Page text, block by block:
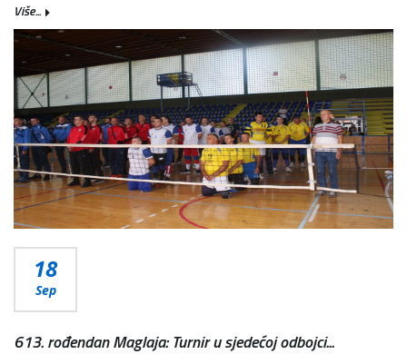
Više...
18
Sep
613. rođendan Maglaja: Turnir u sjedećoj odbojci...